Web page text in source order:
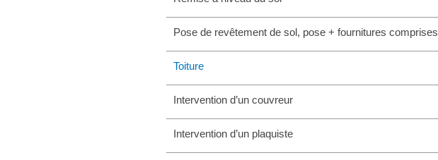
Pose de revêtement de sol, pose + fournitures comprises
Toiture
Intervention d’un couvreur
Intervention d’un plaquiste